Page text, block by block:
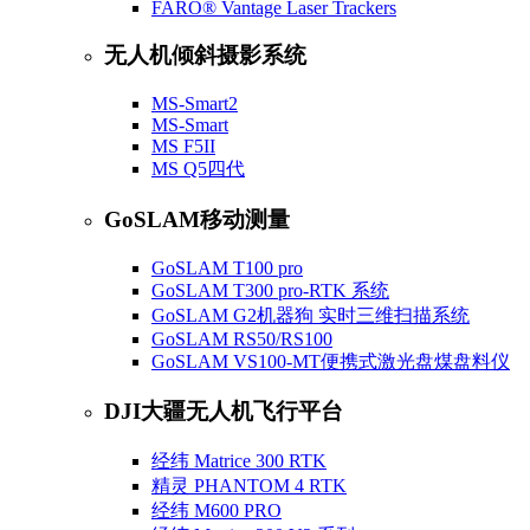
FARO® Vantage Laser Trackers
无人机倾斜摄影系统
MS-Smart2
MS-Smart
MS F5II
MS Q5四代
GoSLAM移动测量
GoSLAM T100 pro
GoSLAM T300 pro-RTK 系统
GoSLAM G2机器狗 实时三维扫描系统
GoSLAM RS50/RS100
GoSLAM VS100-MT便携式激光盘煤盘料仪
DJI大疆无人机飞行平台
经纬 Matrice 300 RTK
精灵 PHANTOM 4 RTK
经纬 M600 PRO